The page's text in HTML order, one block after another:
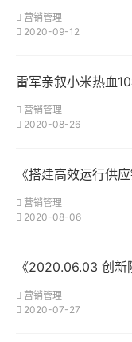
营销管理
2020-09-12
雷军亲叙小米热血
营销管理
2020-08-26
《搭建高效运行供应
营销管理
2020-08-06
《2020.06.03 创新
营销管理
2020-07-27